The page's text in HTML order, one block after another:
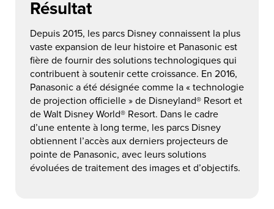
Résultat
Depuis 2015, les parcs Disney connaissent la plus
vaste expansion de leur histoire et Panasonic est
fière de fournir des solutions technologiques qui
contribuent à soutenir cette croissance. En 2016,
Panasonic a été désignée comme la « technologie
de projection officielle » de Disneyland® Resort et
de Walt Disney World® Resort. Dans le cadre
d’une entente à long terme, les parcs Disney
obtiennent l’accès aux derniers projecteurs de
pointe de Panasonic, avec leurs solutions
évoluées de traitement des images et d’objectifs.